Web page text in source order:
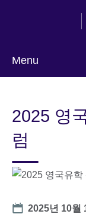
content
Menu
2025 영
럼
Date
2025년 10월